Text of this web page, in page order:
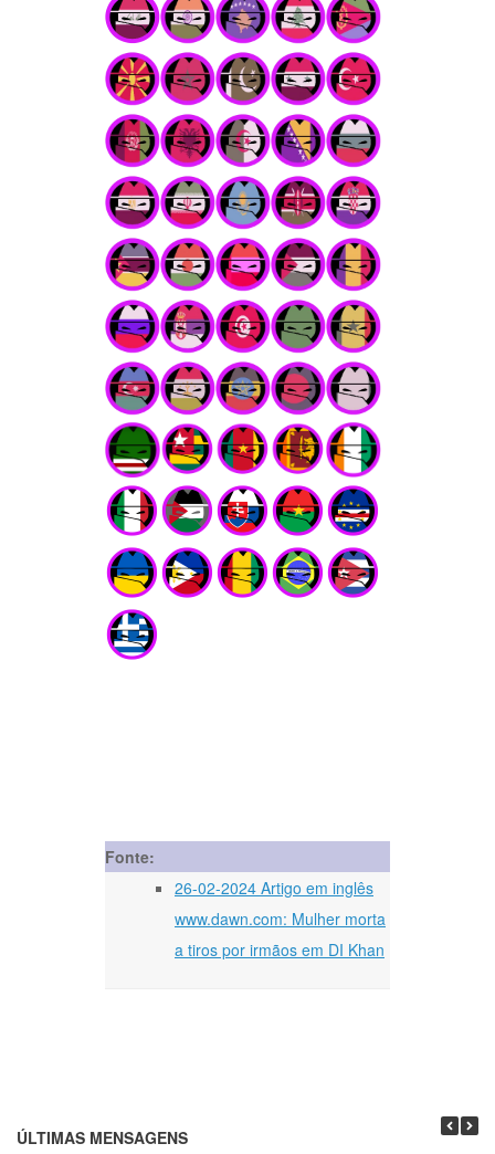
Fonte:
26-02-2024 Artigo em inglês
www.dawn.com: Mulher morta
a tiros por irmãos em DI Khan
ÚLTIMAS MENSAGENS